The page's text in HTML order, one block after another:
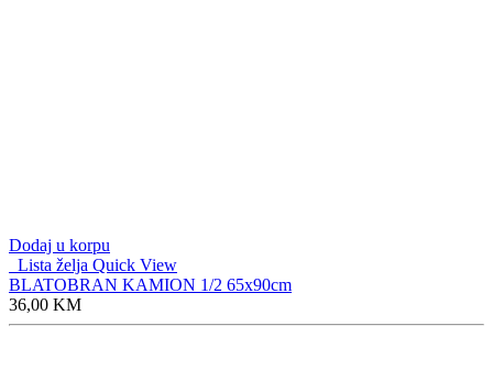
Dodaj u korpu
Lista želja Quick View
BLATOBRAN KAMION 1/2 65x90cm
36,00 KM